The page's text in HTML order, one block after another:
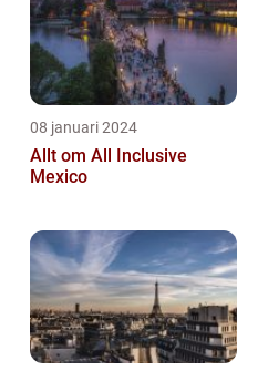
08 januari 2024
Allt om All Inclusive
Mexico